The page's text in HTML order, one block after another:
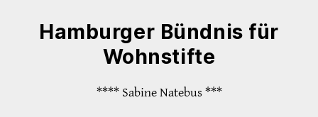
Hamburger Bündnis für
Wohnstifte
**** Sabine Natebus ***